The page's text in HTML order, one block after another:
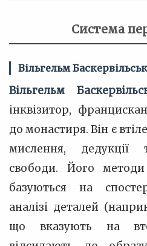
Система
Вільгельм
Вільгельм
інквізитор,
до монастиря. Він є
мислення, дедукції
свободи. Його
базуються на
аналізі деталей
що вказують на